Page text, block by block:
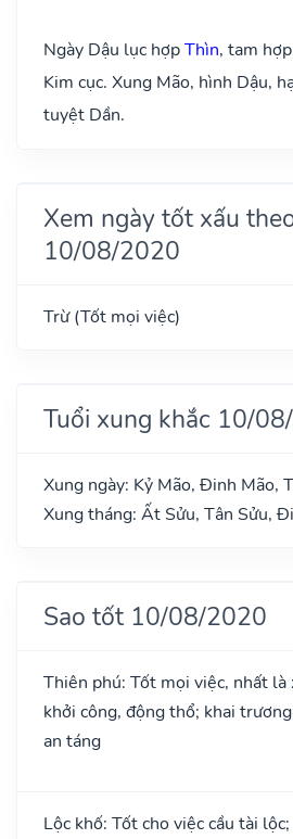
Ngày Dậu lục hợpThìn, tam hợp
Kim cục. Xung Mão, hình Dậu,
tuyệt Dần.
Xem ngày tốt xấu
10/08/2020
Trừ (Tốt mọi việc)
Tuổi xung khắc 10/
Xung ngày: Kỷ Mão, Đinh Mão,
Xung tháng: Ất Sửu, Tân Sửu,
Sao tốt 10/08/2020
Thiên phú: Tốt mọi việc, nhất là
khởi công, động thổ; khai
an táng
Lộc khố: Tốt cho việc cầu tài